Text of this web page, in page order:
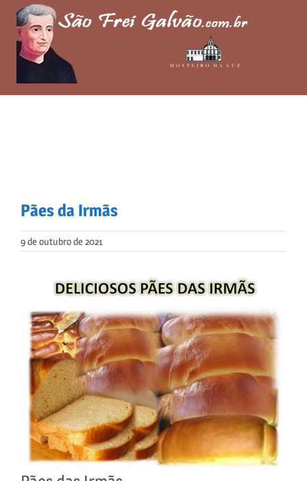
Skip
content
Pães da Irmãs
9 de outubro de 2021